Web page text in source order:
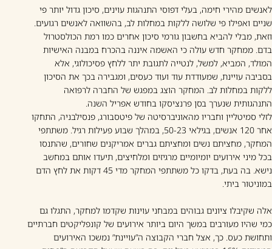
לאנשים מהירי חימה, בעלי דפוסי התנהגות עוינים, סיכון גדול יותר פי
שניים ואפילו פי שלושה ללקות במחלות לב, בהשוואה לאנשים רגועים.
וזאת, מבלי להביא בחשבון גורמי סיכון אחרים כמו רמת הכולסטרול
בדם. ממחקר חדש עולה כי האשמה איננה בהכרח במבנה האישיות
המולד, המביא, למשל, לנטייה לתגובת יתר ללחץ פסיכולוגי, אלא
בסביבה עויינת, שמעודדת עוד ועוד כעסים, ומגבירה בכך את הסיכון
ללקות במחלות לב. המחקר הוצג במפגש של החברה לרפואה
התנהגותית שנערך בסן פרנציסקו בחודש אפריל השנה.
לזלי סמיטליין וחבריו מהאוניברסיטה של פיטסבורג, פנסילבניה, התחקו
אחר 120 אנשים, בגילאי 50-23, במהלך שבוע פעילות רגיל. משתתפי
המחקר, מחציתם נשים ומחציתם גברים אמריקנים שחורים, שהתנסו
בכל מיני אירועים יומיומיים מרגיזים ומלחיצים, תיעדו אותם במחשב
נישא. בה בעת, בדקו כל משתתפי המחקר מדי 45 דקות את לחץ הדם
במוניטור ביתי.
אלה שקיבלו ציונים גבוהים במבחני עוינות שקדמו למחקר, התגלו גם
כמי שהיו מעורבים במשך היום ביותר אירועים של קונפליקטים חברתיים
ותחושת כעס. כך, אצל חברי הקבוצה ה”עויינת” נמשכו האירועים